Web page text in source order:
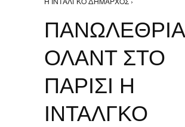
ΠΑΝΩΛΕΘΡΙΑ
ΟΛΑΝΤ ΣΤΟ
ΠΑΡΙΣΙ Η
ΙΝΤΑΛΓΚΟ